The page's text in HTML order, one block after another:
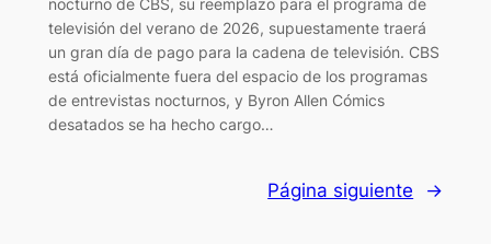
nocturno de CBS, su reemplazo para el programa de
televisión del verano de 2026, supuestamente traerá
un gran día de pago para la cadena de televisión. CBS
está oficialmente fuera del espacio de los programas
de entrevistas nocturnos, y Byron Allen Cómics
desatados se ha hecho cargo…
Página siguiente →